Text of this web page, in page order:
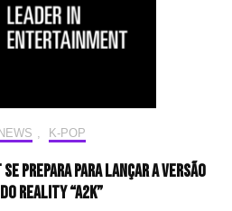
, K-POP
se prepara para lançar a versão
reality “A2K”